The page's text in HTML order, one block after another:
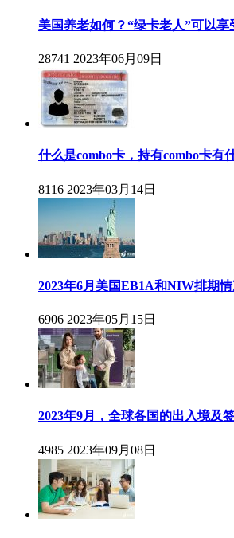
美国养老如何？“绿卡老人”可以享
28741 2023年06月09日
什么是combo卡，持有combo卡有
8116 2023年03月14日
2023年6月美国EB1A和NIW排期
6906 2023年05月15日
2023年9月，全球各国的出入境及
4985 2023年09月08日